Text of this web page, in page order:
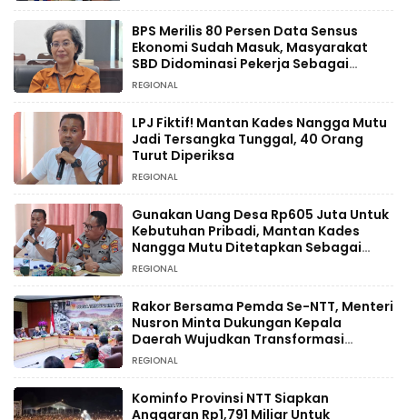
BPS Merilis 80 Persen Data Sensus
Ekonomi Sudah Masuk, Masyarakat
SBD Didominasi Pekerja Sebagai
Petani
REGIONAL
LPJ Fiktif! Mantan Kades Nangga Mutu
Jadi Tersangka Tunggal, 40 Orang
Turut Diperiksa
REGIONAL
Gunakan Uang Desa Rp605 Juta Untuk
Kebutuhan Pribadi, Mantan Kades
Nangga Mutu Ditetapkan Sebagai
Tersangka
REGIONAL
Rakor Bersama Pemda Se-NTT, Menteri
Nusron Minta Dukungan Kepala
Daerah Wujudkan Transformasi
Layanan Pertanahan
REGIONAL
Kominfo Provinsi NTT Siapkan
Anggaran Rp1,791 Miliar Untuk